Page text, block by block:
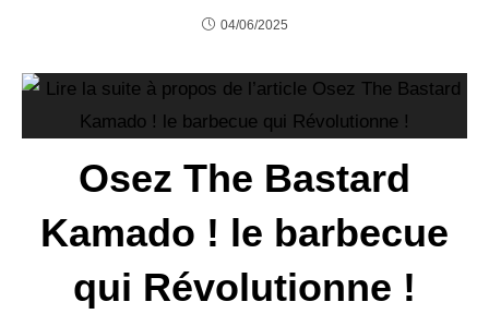
04/06/2025
Osez The Bastard
Kamado ! le barbecue
qui Révolutionne !